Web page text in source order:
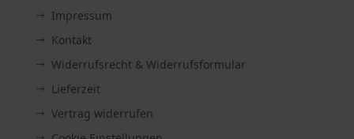
Impressum
Kontakt
Widerrufsrecht & Widerrufsformular
Lieferzeit
Vertrag widerrufen